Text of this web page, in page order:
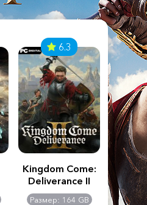
6.3
Kingdom Come:
Deliverance II
Размер: 164 GB
The